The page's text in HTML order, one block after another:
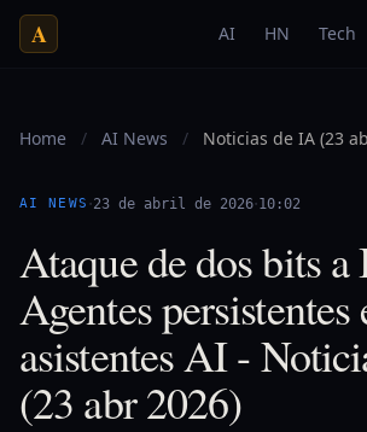
A AI HN Tech
Home / AI News / Noticias de IA (23
AI NEWS ·23 de abril de 2026·10:02
Ataque de dos bits
Agentes persistentes
asistentes AI -
(23 abr 2026)